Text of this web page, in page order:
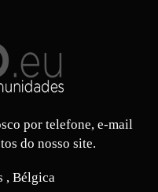
por telefone, e-mail
do nosso site.
, Bélgica